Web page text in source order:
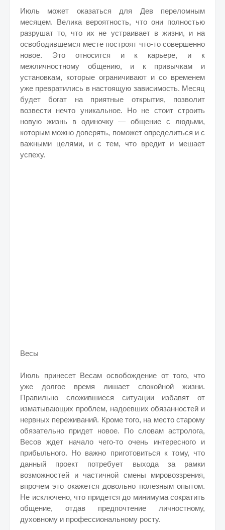
Июль может оказаться для Дев переломным
месяцем. Велика вероятность, что они полностью
разрушат то, что их не устраивает в жизни, и на
освободившемся месте построят что-то совершенно
новое. Это относится и к карьере, и к
межличностному общению, и к привычкам и
установкам, которые ограничивают и со временем
уже превратились в настоящую зависимость. Месяц
будет богат на приятные открытия, позволит
возвести нечто уникальное. Но не стоит строить
новую жизнь в одиночку — общение с людьми,
которым можно доверять, поможет определиться и с
важными целями, и с тем, что вредит и мешает
успеху.
Весы
Июль принесет Весам освобождение от того, что
уже долгое время лишает спокойной жизни.
Правильно сложившиеся ситуации избавят от
изматывающих проблем, надоевших обязанностей и
нервных переживаний. Кроме того, на место старому
обязательно придет новое. По словам астролога,
Весов ждет начало чего-то очень интересного и
прибыльного. Но важно приготовиться к тому, что
данный проект потребует выхода за рамки
возможностей и частичной смены мировоззрения,
впрочем это окажется довольно полезным опытом.
Не исключено, что придется до минимума сократить
общение, отдав предпочтение личностному,
духовному и профессиональному росту.